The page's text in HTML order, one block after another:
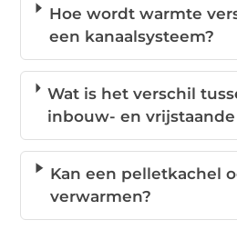
Hoe wordt warmte
een kanaalsysteem?
Wat is het verschil
inbouw- en
Kan een pelletkachel
verwarmen?